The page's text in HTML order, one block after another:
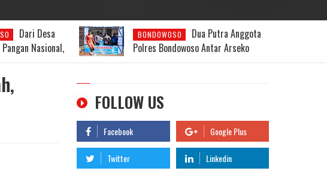
Putra Anggota
Arseko
POLRES BONDOWOSO
AKP Nisin
Respons Cepat Laporan Warga, Pria
FOLLOW US